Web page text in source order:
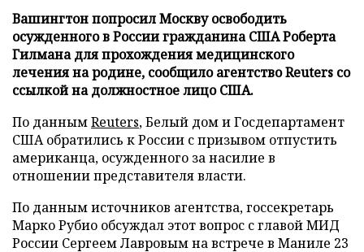
Вашингтон попросил Москву освободить
осужденного в России гражданина США Роберта
Гилмана для прохождения медицинского
лечения на родине, сообщило агентство Reuters со
ссылкой на должностное лицо США.
По даннымReuters, Белый дом и Госдепартамент
США обратились к России с призывом отпустить
американца, осужденного за насилие в
отношении представителя власти.
По данным источников агентства, госсекретарь
Марко Рубио обсуждал этот вопрос с главой МИД
России Сергеем Лавровым на встрече в Маниле 23